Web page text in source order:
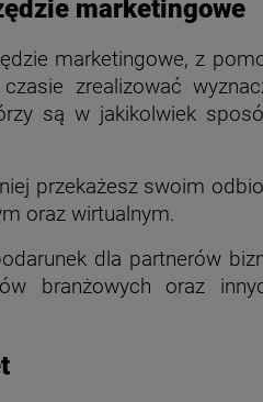
marketingowe
marketingowe, z
zrealizować
są w jakikolwiek
przekażesz swoim
oraz wirtualnym.
dla partnerów
branżowych oraz